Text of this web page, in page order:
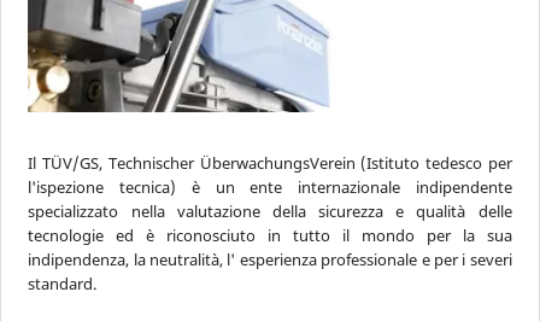
Il TÜV/GS, Technischer ÜberwachungsVerein (Istituto tedesco per
l'ispezione tecnica) è un ente internazionale indipendente
specializzato nella valutazione della sicurezza e qualità delle
tecnologie ed è riconosciuto in tutto il mondo per la sua
indipendenza, la neutralità, l' esperienza professionale e per i severi
standard.